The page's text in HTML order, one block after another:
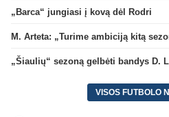
„Barca“ jungiasi į kovą dėl Rodri
M. Arteta: „Turime ambiciją kitą
„Šiaulių“ sezoną gelbėti bandys D.
VISOS FUTBOLO